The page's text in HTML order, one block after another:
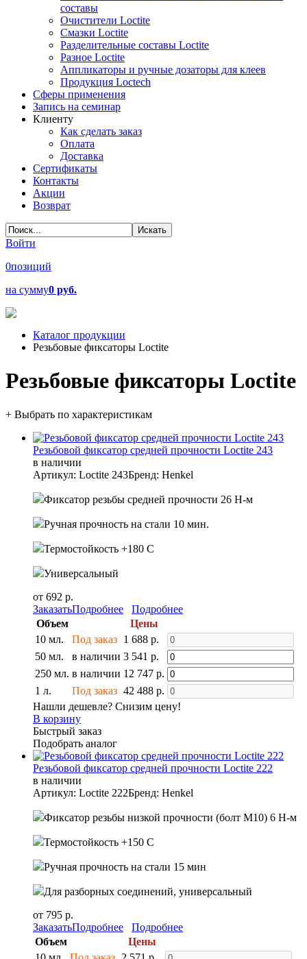
составы
Очистители Loctite
Смазки Loctite
Разделительные составы Loctite
Разное Loctite
Аппликаторы и ручные дозаторы для клеев
Продукция Loctech
Сферы применения
Запись на семинар
Клиенту
Как сделать заказ
Оплата
Доставка
Сертификаты
Контакты
Акции
Возврат
Войти
0позиций
на сумму0 руб.
Каталог продукции
Резьбовые фиксаторы Loctite
Резьбовые фиксаторы Loctite
+ Выбрать по характеристикам
Резьбовой фиксатор средней прочности Loctite 243
в наличии
Артикул: Loctite 243Бренд: Henkel
Фиксатор резьбы средней прочности 26 Н-м
Ручная прочность на стали 10 мин.
Термостойкость +180 С
Универсальный
от 692 р.
ЗаказатьПодробнее
Подробнее
Объем
Цены
10 мл.
Под заказ 1 688 р.
50 мл.
в наличии 3 541 р.
250 мл. в наличии 12 747 р.
1 л.
Под заказ 42 488 р.
Нашли дешевле? Снизим цену!
В корзину
Быстрый заказ
Подобрать аналог
Резьбовой фиксатор средней прочности Loctite 222
в наличии
Артикул: Loctite 222Бренд: Henkel
Фиксатор резьбы низкой прочности (болт М10) 6 Н-м
Термостойкость +150 С
Ручная прочность на стали 15 мин
Для разборных соединений, универсальный
от 795 р.
ЗаказатьПодробнее
Подробнее
Объем
Цены